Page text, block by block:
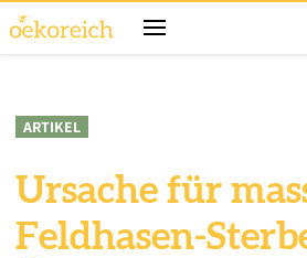
ARTIKEL
Ursache für
Feldhasen-